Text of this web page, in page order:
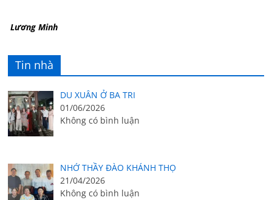
Lương Minh
Tin nhà
DU XUÂN Ở BA TRI
01/06/2026
Không có bình luận
NHỚ THẦY ĐÀO KHÁNH THỌ
21/04/2026
Không có bình luận